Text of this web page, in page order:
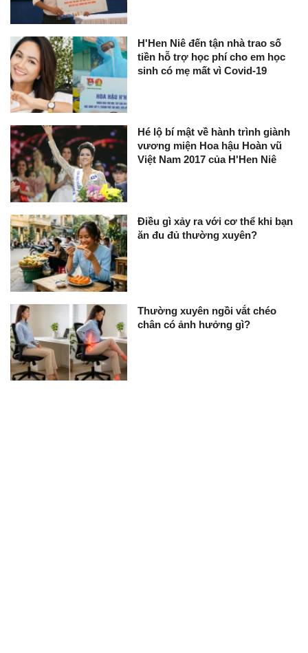
H'Hen Niê đến tận nhà trao số
tiền hỗ trợ học phí cho em học
sinh có mẹ mất vì Covid-19
Hé lộ bí mật về hành trình giành
vương miện Hoa hậu Hoàn vũ
Việt Nam 2017 của H'Hen Niê
Điều gì xảy ra với cơ thể khi bạn
ăn đu đủ thường xuyên?
Thường xuyên ngồi vắt chéo
chân có ảnh hưởng gì?